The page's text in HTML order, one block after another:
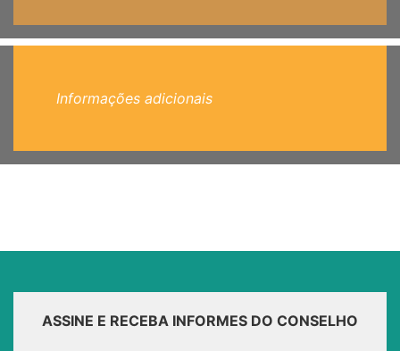
Informações adicionais
ASSINE E RECEBA INFORMES DO CONSELHO